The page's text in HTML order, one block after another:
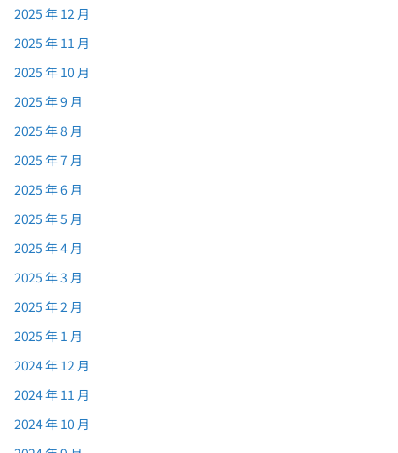
2025 年 12 月
2025 年 11 月
2025 年 10 月
2025 年 9 月
2025 年 8 月
2025 年 7 月
2025 年 6 月
2025 年 5 月
2025 年 4 月
2025 年 3 月
2025 年 2 月
2025 年 1 月
2024 年 12 月
2024 年 11 月
2024 年 10 月